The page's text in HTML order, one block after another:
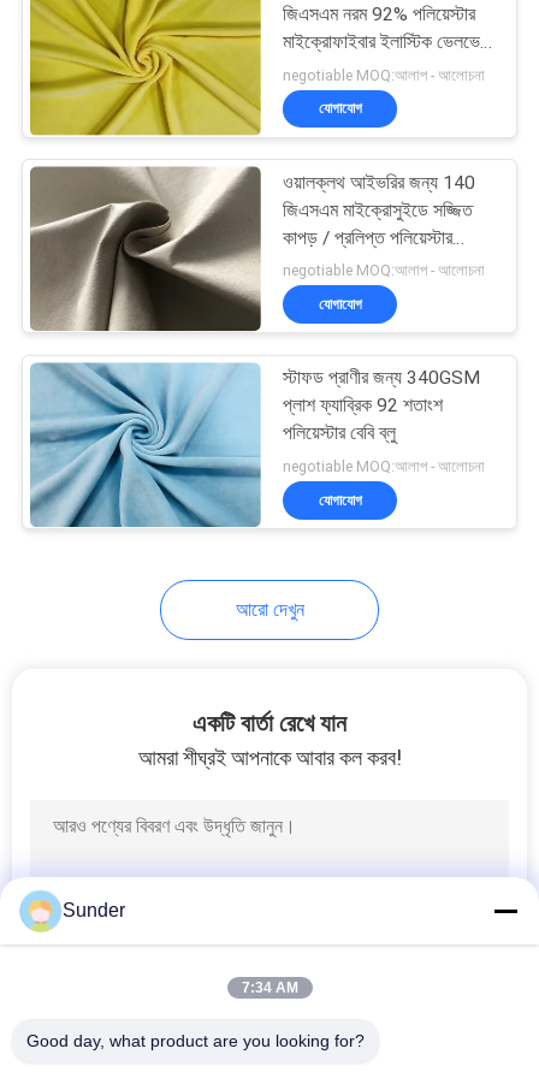
জিএসএম নরম 92% পলিয়েস্টার
মাইক্রোফাইবার ইলাস্টিক ভেলভেট
ফ্যাব্রিক
negotiable MOQ:আলাপ - আলোচনা
যোগাযোগ
ওয়ালক্লথ আইভরির জন্য 140
জিএসএম মাইক্রোসুইডে সজ্জিত
কাপড় / প্রলিপ্ত পলিয়েস্টার
ফ্যাব্রিক
negotiable MOQ:আলাপ - আলোচনা
যোগাযোগ
স্টাফড প্রাণীর জন্য 340GSM
প্লাশ ফ্যাব্রিক 92 শতাংশ
পলিয়েস্টার বেবি ব্লু
negotiable MOQ:আলাপ - আলোচনা
যোগাযোগ
আরো দেখুন
একটি বার্তা রেখে যান
আমরা শীঘ্রই আপনাকে আবার কল করব!
Sunder
7:34 AM
Good day, what product are you looking for?